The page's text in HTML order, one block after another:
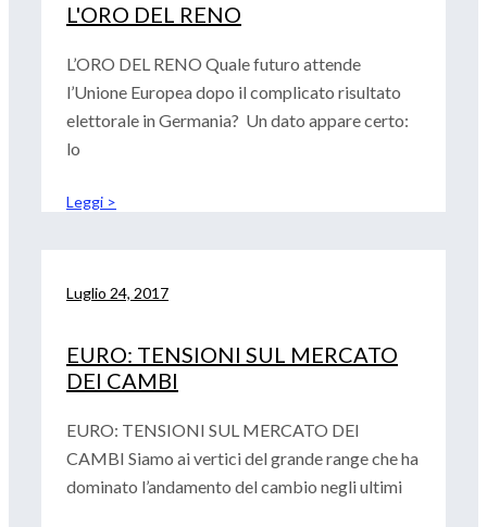
L'ORO DEL RENO
L’ORO DEL RENO Quale futuro attende
l’Unione Europea dopo il complicato risultato
elettorale in Germania? Un dato appare certo:
lo
Leggi >
Luglio 24, 2017
EURO: TENSIONI SUL MERCATO
DEI CAMBI
EURO: TENSIONI SUL MERCATO DEI
CAMBI Siamo ai vertici del grande range che ha
dominato l’andamento del cambio negli ultimi